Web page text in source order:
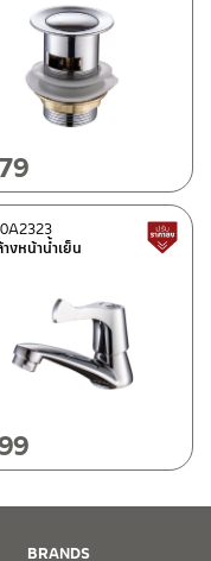
ราคาลดลง
งหน้าน้ำเย็น
BRANDS